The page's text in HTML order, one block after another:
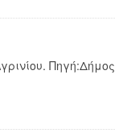
Πηγή:Δήμος